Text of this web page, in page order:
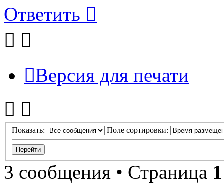
Ответить
Версия для печати
Показать: Поле сортировки:
3 сообщения • Страница 1